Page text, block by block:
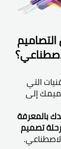
التي
إلى
بالمعرفة
رحلة تصميم